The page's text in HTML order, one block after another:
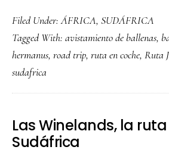
de
ballenas
en
Hermanus
Filed Under:ÁFRICA, SUDÁFRICA
Tagged With: avistamiento de ballenas,
hermanus, road trip, ruta en coche, Ruta
sudafrica
Las Winelands, la
Sudáfrica